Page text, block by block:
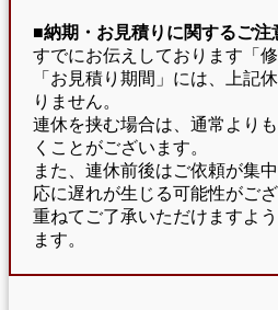
■納期・お見積りに関するご注
すでにお伝えしております「
「お見積り期間」には、上記
りません。
連休を挟む場合は、通常より
くことがございます。
また、連休前後はご依頼が集
応に遅れが生じる可能性がござ
重ねてご了承いただけますよ
ます。